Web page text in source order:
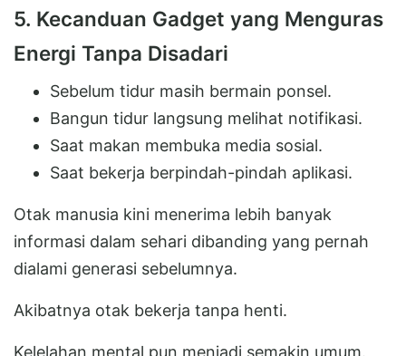
5. Kecanduan Gadget yang Menguras
Energi Tanpa Disadari
Sebelum tidur masih bermain ponsel.
Bangun tidur langsung melihat notifikasi.
Saat makan membuka media sosial.
Saat bekerja berpindah-pindah aplikasi.
Otak manusia kini menerima lebih banyak
informasi dalam sehari dibanding yang pernah
dialami generasi sebelumnya.
Akibatnya otak bekerja tanpa henti.
Kelelahan mental pun menjadi semakin umum.